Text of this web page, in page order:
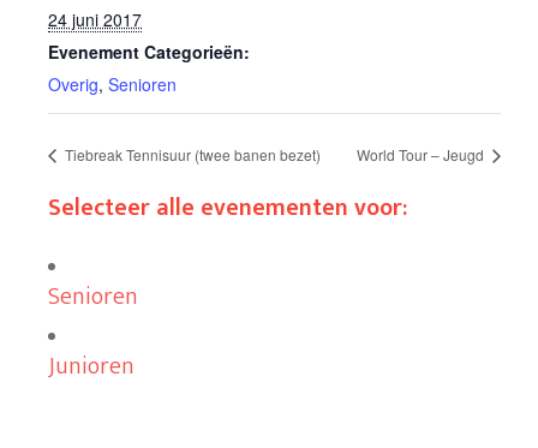
24 juni 2017
Evenement Categorieën:
Overig, Senioren
Tiebreak Tennisuur (twee banen bezet) World Tour – Jeugd
Selecteer alle evenementen voor:
Senioren
Junioren